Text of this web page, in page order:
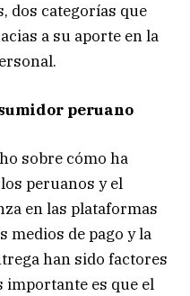
dos categorías que
a su aporte en la
peruano
sobre cómo ha
peruanos y el
en las plataformas
medios de pago y la
han sido factores
importante es que el